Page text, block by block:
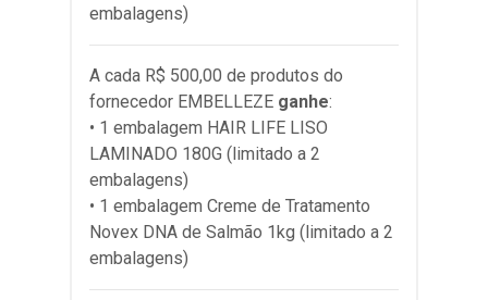
embalagens)
A cada R$ 500,00 de produtos do
fornecedor EMBELLEZE ganhe:
• 1 embalagem HAIR LIFE LISO
LAMINADO 180G (limitado a 2
embalagens)
• 1 embalagem Creme de Tratamento
Novex DNA de Salmão 1kg (limitado a 2
embalagens)